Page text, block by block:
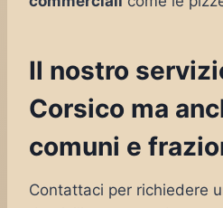
Il nostro
Corsico ma
comuni e
Contattaci per richiedere